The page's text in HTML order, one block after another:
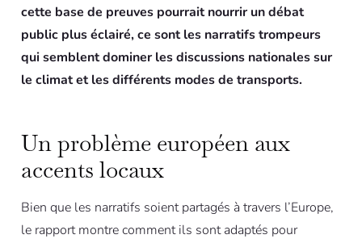
cette base de preuves pourrait nourrir un débat
public plus éclairé, ce sont les narratifs trompeurs
qui semblent dominer les discussions nationales sur
le climat et les différents modes de transports.
Un problème européen aux
accents locaux
Bien que les narratifs soient partagés à travers l’Europe,
le rapport montre comment ils sont adaptés pour